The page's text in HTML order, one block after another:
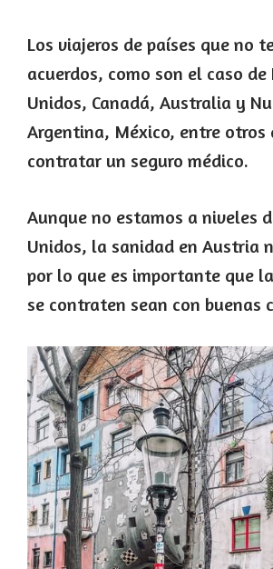
Los viajeros de países que no
acuerdos, como son el caso de
Unidos, Canadá, Australia y
Argentina, México, entre otros
contratar un seguro médico.
Aunque no estamos a niveles
Unidos, la sanidad en Austria
por lo que es importante que
se contraten sean con buenas